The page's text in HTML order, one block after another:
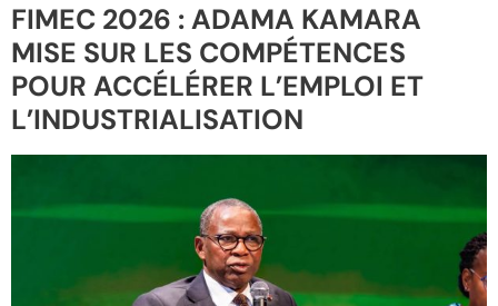
FIMEC 2026 : ADAMA KAMARA
MISE SUR LES COMPÉTENCES
POUR ACCÉLÉRER L’EMPLOI ET
L’INDUSTRIALISATION